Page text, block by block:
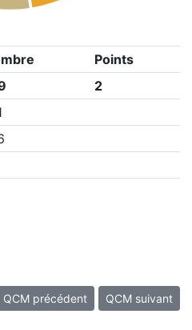
Points
2
QCM précédent QCM suivant